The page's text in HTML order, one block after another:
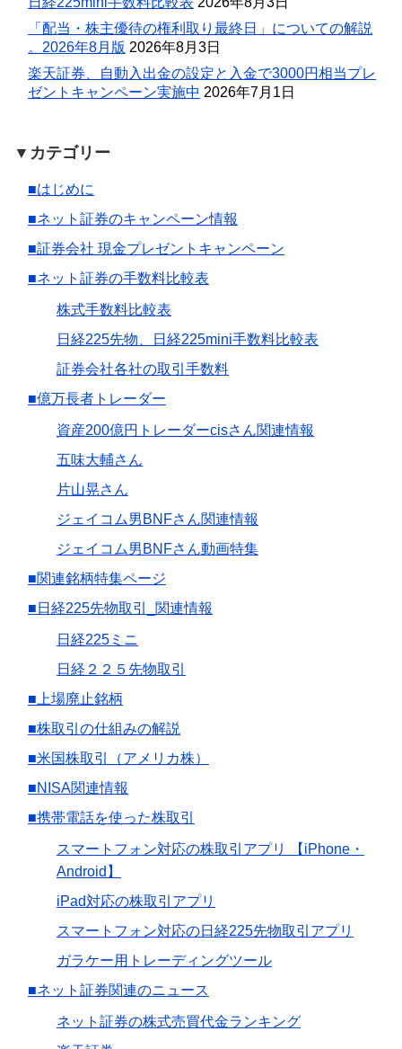
「配当・株主優待の権利取り最終日」についての解説
。2026年8月版 2026年8月3日
楽天証券、自動入出金の設定と入金で3000円相当プレ
ゼントキャンペーン実施中 2026年7月1日
▼カテゴリー
■はじめに
■ネット証券のキャンペーン情報
■証券会社 現金プレゼントキャンペーン
■ネット証券の手数料比較表
株式手数料比較表
日経225先物、日経225mini手数料比較表
証券会社各社の取引手数料
■億万長者トレーダー
資産200億円トレーダーcisさん関連情報
五味大輔さん
片山晃さん
ジェイコム男BNFさん関連情報
ジェイコム男BNFさん動画特集
■関連銘柄特集ページ
■日経225先物取引_関連情報
日経225ミニ
日経２２５先物取引
■上場廃止銘柄
■株取引の仕組みの解説
■米国株取引（アメリカ株）
■NISA関連情報
■携帯電話を使った株取引
スマートフォン対応の株取引アプリ 【iPhone・
Android】
iPad対応の株取引アプリ
スマートフォン対応の日経225先物取引アプリ
ガラケー用トレーディングツール
■ネット証券関連のニュース
ネット証券の株式売買代金ランキング